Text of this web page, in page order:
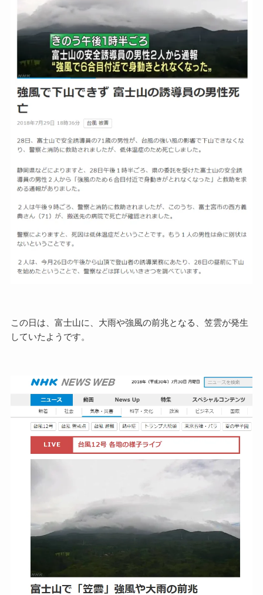
この日は、富士山に、大雨や強風の前兆となる、笠雲が発生
していたようです。